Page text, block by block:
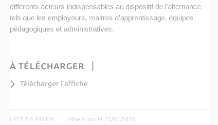
différents acteurs indispensables au dispositif de l’alternance
tels que les employeurs, maitres d’apprentissage, équipes
pédagogiques et administratives.
À TÉLÉCHARGER
Télécharger l'affiche
LAETITIA RINIERI | Mise à jour le 25/06/2026